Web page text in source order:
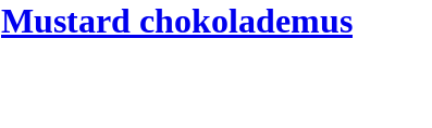
Mustard chokolademus